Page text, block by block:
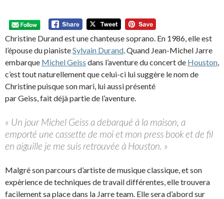
Christine Durand est une chanteuse soprano. En 1986, elle est
l’épouse du pianisteSylvain Durand. Quand Jean-Michel Jarre
embarque Michel Geiss dans l’aventure du concert de Houston,
c’est tout naturellement que celui-ci lui suggère le nom de
Christine puisque son mari, lui aussi présenté
par Geiss, fait déjà partie de l’aventure.
« Un jour Michel Geiss a debarqué à la maison, a
emporté une cassette de moi et mon press book et de fil
en aiguille je me suis retrouvée à Houston. »
Malgré son parcours d’artiste de musique classique, et son
expèrience de techniques de travail différentes, elle trouvera
facilement sa place dans la Jarre team. Elle sera d’abord sur